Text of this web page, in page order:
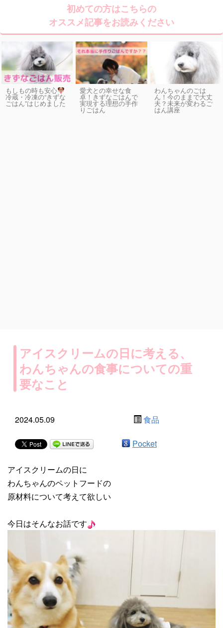
初めての方はこちらの
オススメ記事をお読みください
もしもの時も安心
冷蔵・冷凍の“きずな
ごはん”はじめました
愛犬との幸せな食
卓！きずなごはんで
実現する理想の手作
りごはん
わんちゃんのごは
ん！今のままで大丈
夫？未来が変わるご
はん講座
アイスクリームの日に考える、
わんちゃんの食事についての重
要なこと
2024.05.09 食品
Pocket
アイスクリームの日に
わんちゃんのペットフードの
原材料について考えて欲しい
今日はそんなお話です